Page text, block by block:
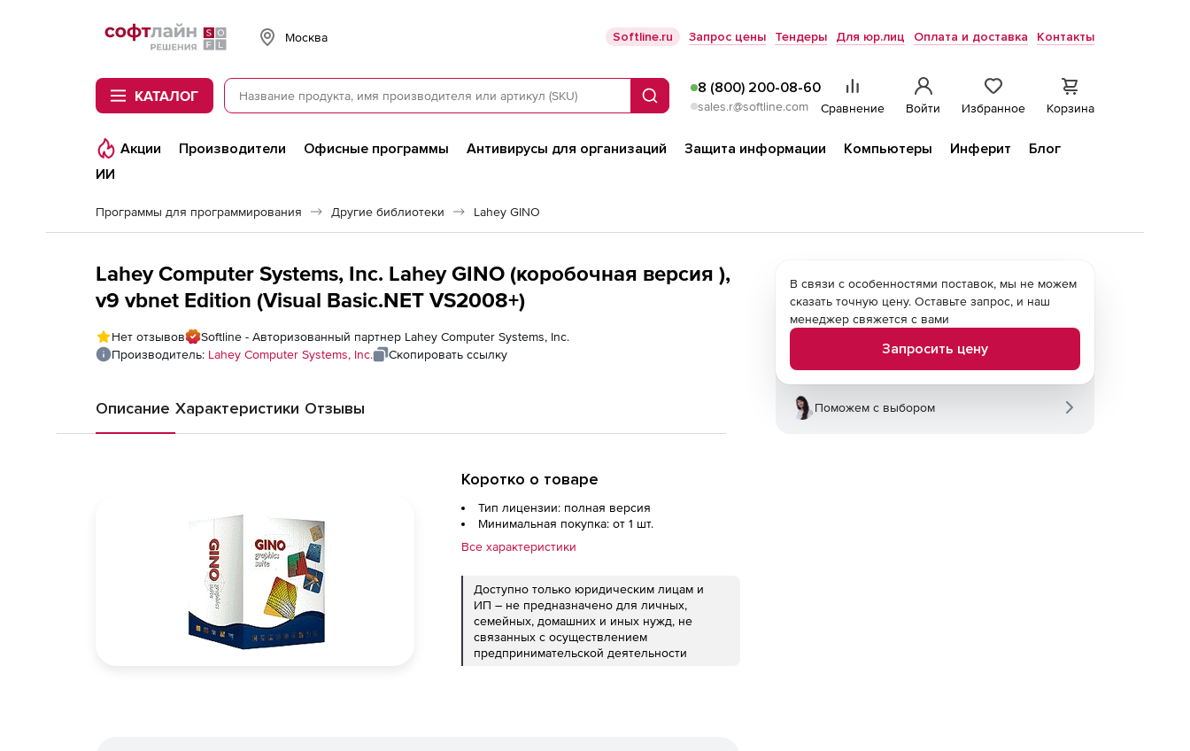
Softline
Москва Softline.ru Запрос цены Тендеры Для юр.лиц Оплата и доставка Контакты
КАТАЛОГ Поиск
8 (800) 200-08-60
sales.r@softline.com Сравнение Войти Избранное Корзина
Акции Производители Офисные программы Антивирусы для организаций Защита информации Компьютеры Инферит
Блог
ИИ
Программы для программирования Другие библиотеки Lahey GINO
Lahey Computer Systems, Inc. Lahey GINO (коробочная версия ),
v9 vbnet Edition (Visual Basic.NET VS2008+)
Нет отзывов
Softline - Авторизованный партнер Lahey Computer Systems, Inc.
Производитель: Lahey Computer Systems, Inc. Скопировать ссылку
Описание Характеристики Отзывы
Коротко о товаре
Тип лицензии: полная версия
Минимальная покупка: от 1 шт.
Все характеристики
Доступно только юридическим лицам и
ИП – не предназначено для личных,
семейных, домашних и иных нужд, не
связанных с осуществлением
предпринимательской деятельности
В связи с особенностями поставок, мы не можем
сказать точную цену. Оставьте запрос, и наш
менеджер свяжется с вами
Запросить цену
Поможем с выбором